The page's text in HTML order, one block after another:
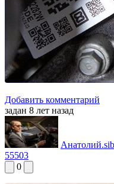
Добавить комментарий
задан 8 лет назад
Анатолий.sib
55503
0